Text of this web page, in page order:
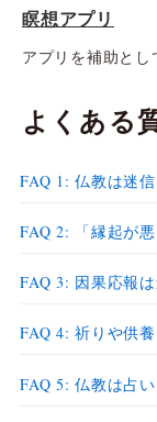
瞑想アプリ
アプリを補助とし
よくある
FAQ 1: 仏教は迷
FAQ 2: 「縁起が
FAQ 3: 因果応報
FAQ 4: 祈りや供
FAQ 5: 仏教は占